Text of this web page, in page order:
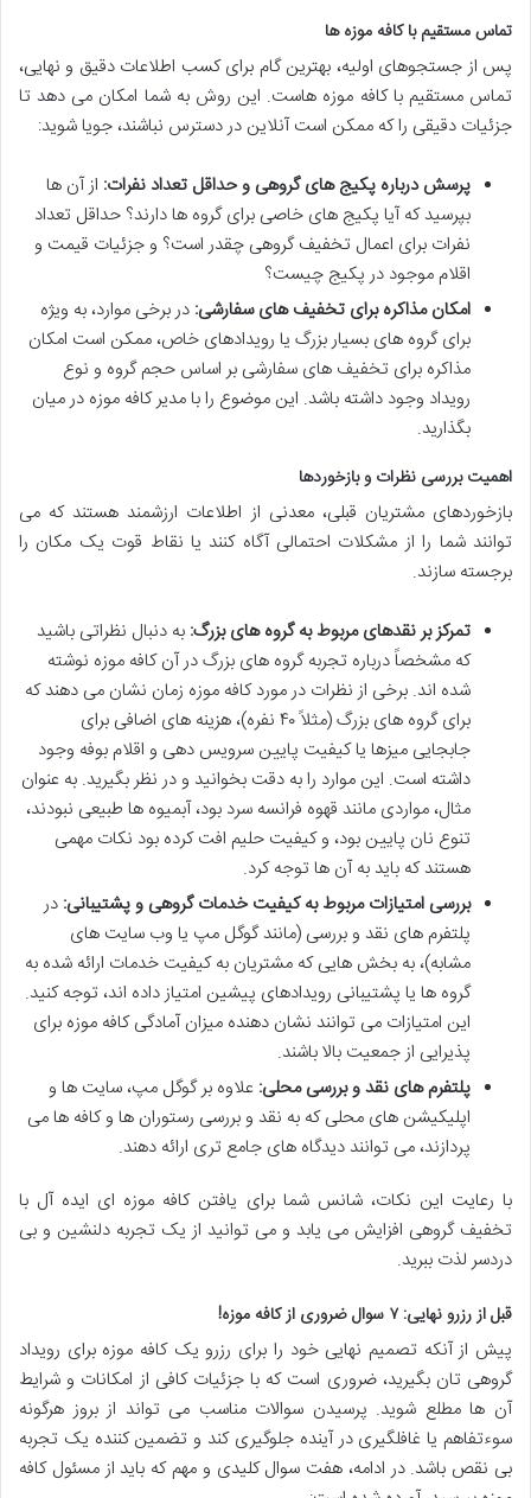
تماس مستقیم با کافه موزه ها
پس از جستجوهای اولیه، بهترین گام برای کسب اطلاعات دقیق و نهایی،
تماس مستقیم با کافه موزه هاست. این روش به شما امکان می دهد تا
جزئیات دقیقی را که ممکن است آنلاین در دسترس نباشند، جویا شوید:
پرسش درباره پکیج های گروهی و حداقل تعداد نفرات: از آن ها
بپرسید که آیا پکیج های خاصی برای گروه ها دارند؟ حداقل تعداد
نفرات برای اعمال تخفیف گروهی چقدر است؟ و جزئیات قیمت و
اقلام موجود در پکیج چیست؟
امکان مذاکره برای تخفیف های سفارشی: در برخی موارد، به ویژه
برای گروه های بسیار بزرگ یا رویدادهای خاص، ممکن است امکان
مذاکره برای تخفیف های سفارشی بر اساس حجم گروه و نوع
رویداد وجود داشته باشد. این موضوع را با مدیر کافه موزه در میان
بگذارید.
اهمیت بررسی نظرات و بازخوردها
بازخوردهای مشتریان قبلی، معدنی از اطلاعات ارزشمند هستند که می
توانند شما را از مشکلات احتمالی آگاه کنند یا نقاط قوت یک مکان را
برجسته سازند.
تمرکز بر نقدهای مربوط به گروه های بزرگ: به دنبال نظراتی باشید
که مشخصاً درباره تجربه گروه های بزرگ در آن کافه موزه نوشته
شده اند. برخی از نظرات در مورد کافه موزه زمان نشان می دهند که
برای گروه های بزرگ (مثلاً ۴۰ نفره)، هزینه های اضافی برای
جابجایی میزها یا کیفیت پایین سرویس دهی و اقلام بوفه وجود
داشته است. این موارد را به دقت بخوانید و در نظر بگیرید. به عنوان
مثال، مواردی مانند قهوه فرانسه سرد بود، آبمیوه ها طبیعی نبودند،
تنوع نان پایین بود، و کیفیت حلیم افت کرده بود نکات مهمی
هستند که باید به آن ها توجه کرد.
بررسی امتیازات مربوط به کیفیت خدمات گروهی و پشتیبانی: در
پلتفرم های نقد و بررسی (مانند گوگل مپ یا وب سایت های
مشابه)، به بخش هایی که مشتریان به کیفیت خدمات ارائه شده به
گروه ها یا پشتیبانی رویدادهای پیشین امتیاز داده اند، توجه کنید.
این امتیازات می توانند نشان دهنده میزان آمادگی کافه موزه برای
پذیرایی از جمعیت بالا باشند.
پلتفرم های نقد و بررسی محلی: علاوه بر گوگل مپ، سایت ها و
اپلیکیشن های محلی که به نقد و بررسی رستوران ها و کافه ها می
پردازند، می توانند دیدگاه های جامع تری ارائه دهند.
با رعایت این نکات، شانس شما برای یافتن کافه موزه ای ایده آل با
تخفیف گروهی افزایش می یابد و می توانید از یک تجربه دلنشین و بی
دردسر لذت ببرید.
قبل از رزرو نهایی: ۷ سوال ضروری از کافه موزه!
پیش از آنکه تصمیم نهایی خود را برای رزرو یک کافه موزه برای رویداد
گروهی تان بگیرید، ضروری است که با جزئیات کافی از امکانات و شرایط
آن ها مطلع شوید. پرسیدن سوالات مناسب می تواند از بروز هرگونه
سوءتفاهم یا غافلگیری در آینده جلوگیری کند و تضمین کننده یک تجربه
بی نقص باشد. در ادامه، هفت سوال کلیدی و مهم که باید از مسئول کافه